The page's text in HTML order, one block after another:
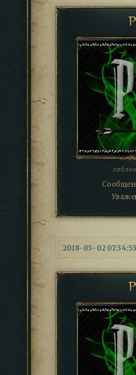
2018-03-02 07:34:53